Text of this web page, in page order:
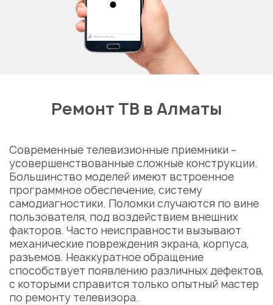
Ремонт ТВ в Алматы
Современные телевизионные приемники –
усовершенствованные сложные конструкции.
Большинство моделей имеют встроенное
программное обеспечение, систему
самодиагностики. Поломки случаются по вине
пользователя, под воздействием внешних
факторов. Часто неисправности вызывают
механические повреждения экрана, корпуса,
разъемов. Неаккуратное обращение
способствует появлению различных дефектов,
с которыми справится только опытный мастер
по ремонту телевизора.